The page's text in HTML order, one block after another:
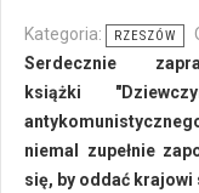
Kategoria: RZESZÓW
Serdecznie
książki
niemal zupełnie
się, by oddać krajowi